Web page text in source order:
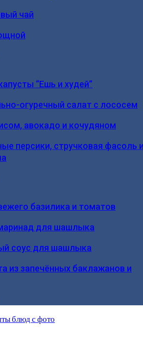
чай
“Ешь и худей”
огуречный салат с лососем
авокадо и кочудяном
персики, стручковая фасоль
базилика и томатов
для шашлыка
соус для шашлыка
из запечённых баклажанов и